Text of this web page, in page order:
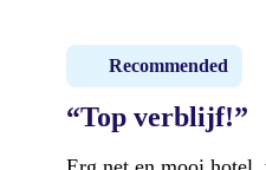
Recommended
“Top verblijf!”